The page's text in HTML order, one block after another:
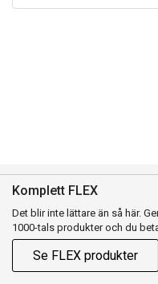
Komplett FLEX
Det blir inte lättare än så här.
1000-tals produkter och du
Se FLEX produkter